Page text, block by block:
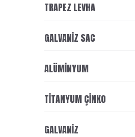
TRAPEZ LEVHA
GALVANIZ SAC
ALÜMINYUM
TITANYUM ÇINKO
GALVANIZ